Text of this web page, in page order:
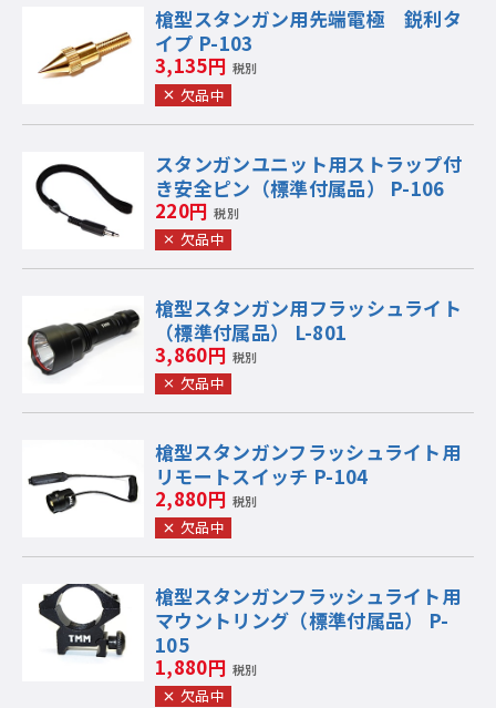
槍型スタンガン用先端電極 鋭利タ
イプ P-103
3,135円 税別
欠品中
スタンガンユニット用ストラップ付
き安全ピン（標準付属品） P-106
220円 税別
欠品中
槍型スタンガン用フラッシュライト
（標準付属品） L-801
3,860円 税別
欠品中
槍型スタンガンフラッシュライト用
リモートスイッチ P-104
2,880円 税別
欠品中
槍型スタンガンフラッシュライト用
マウントリング（標準付属品） P-
105
1,880円 税別
欠品中